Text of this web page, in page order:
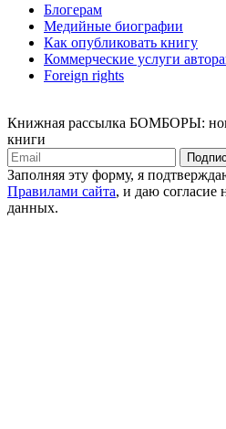
Блогерам
Медийные биографии
Как опубликовать книгу
Коммерческие услуги
Foreign rights
Книжная рассылка БОМБОРЫ:
книги
Заполняя эту форму, я
Правилами сайта, и даю согласие
данных.